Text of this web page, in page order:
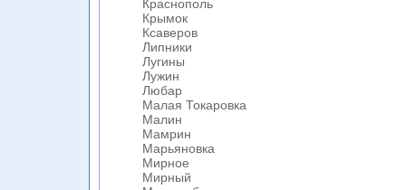
Краснополь
Крымок
Ксаверов
Липники
Лугины
Лужин
Любар
Малая Токаровка
Малин
Мамрин
Марьяновка
Мирное
Мирный